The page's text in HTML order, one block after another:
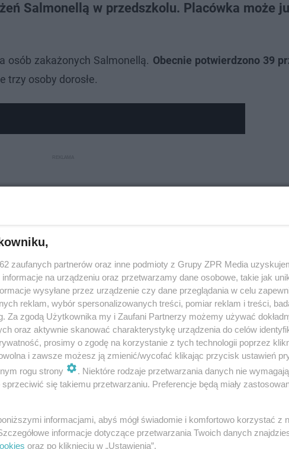
Salmonellą w przedszkolu. Placówka może
osób zakażonych Salmonellą. Obecnie potwierdzono 39
trzy osoby dorosłe.
Woli, lek. med. Stanisław Pieprzny,
działalność.
wszystkie zalecane czynności, w tym
dezynfekcję, która zapewnia bezpieczeństwo
Przedstawiono na to stosowne dowody,
zaufanych partnerów oraz inne podmioty z Grupy ZPR Media
na urządzeniu oraz przetwarzamy dane osobowe, takie jak
wysyłane przez urządzenie czy dane przeglądania w celu
reklam, wybór spersonalizowanych treści, pomiar reklam i treści,
Za zgodą Użytkownika my i Zaufani Partnerzy możemy używać
oraz aktywnie skanować charakterystykę urządzenia do celów
prosimy o zgodę na korzystanie z tych technologii poprzez
i zawsze możesz ją zmienić/wycofać klikając przycisk ustawień
rogu strony
. Niektóre rodzaje przetwarzania danych nie
się takiemu przetwarzaniu. Preferencje będą miały
informacjami, abyś mógł świadomie i komfortowo korzystać z
informacje dotyczące przetwarzania Twoich danych
oraz po kliknięciu w „Ustawienia”.